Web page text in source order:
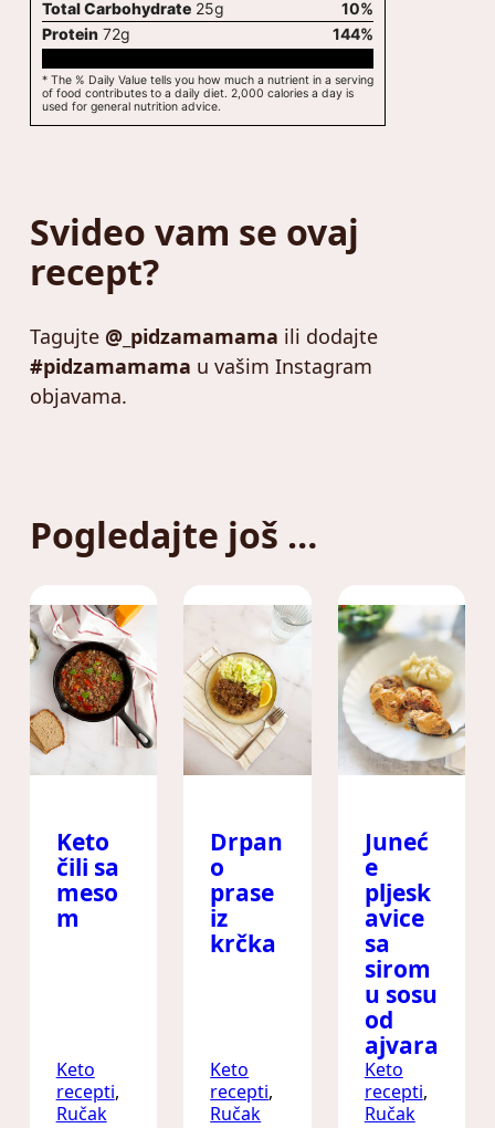
Total Carbohydrate 25g 10%
Protein 72g 144%
* The % Daily Value tells you how much a nutrient in a serving
of food contributes to a daily diet. 2,000 calories a day is
used for general nutrition advice.
Svideo vam se ovaj
recept?
Tagujte @_pidzamamama ili dodajte
#pidzamamama u vašim Instagram
objavama.
Pogledajte još …
Keto
čili sa
meso
m
Keto
recepti
Ručak
Drpan
o
prase
iz
krčka
Keto
recepti
Ručak
Juneć
e
pljesk
avice
sa
sirom
u sosu
od
ajvara
Keto
recepti
Ručak